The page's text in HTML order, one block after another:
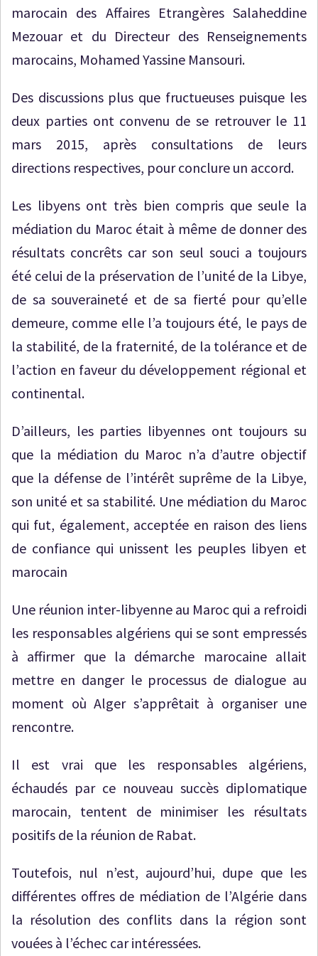
marocain des Affaires Etrangères Salaheddine
Mezouar et du Directeur des Renseignements
marocains, Mohamed Yassine Mansouri.
Des discussions plus que fructueuses puisque les
deux parties ont convenu de se retrouver le 11
mars 2015, après consultations de leurs
directions respectives, pour conclure un accord.
Les libyens ont très bien compris que seule la
médiation du Maroc était à même de donner des
résultats concrêts car son seul souci a toujours
été celui de la préservation de l’unité de la Libye,
de sa souveraineté et de sa fierté pour qu’elle
demeure, comme elle l’a toujours été, le pays de
la stabilité, de la fraternité, de la tolérance et de
l’action en faveur du développement régional et
continental.
D’ailleurs, les parties libyennes ont toujours su
que la médiation du Maroc n’a d’autre objectif
que la défense de l’intérêt suprême de la Libye,
son unité et sa stabilité. Une médiation du Maroc
qui fut, également, acceptée en raison des liens
de confiance qui unissent les peuples libyen et
marocain
Une réunion inter-libyenne au Maroc qui a refroidi
les responsables algériens qui se sont empressés
à affirmer que la démarche marocaine allait
mettre en danger le processus de dialogue au
moment où Alger s’apprêtait à organiser une
rencontre.
Il est vrai que les responsables algériens,
échaudés par ce nouveau succès diplomatique
marocain, tentent de minimiser les résultats
positifs de la réunion de Rabat.
Toutefois, nul n’est, aujourd’hui, dupe que les
différentes offres de médiation de l’Algérie dans
la résolution des conflits dans la région sont
vouées à l’échec car intéressées.